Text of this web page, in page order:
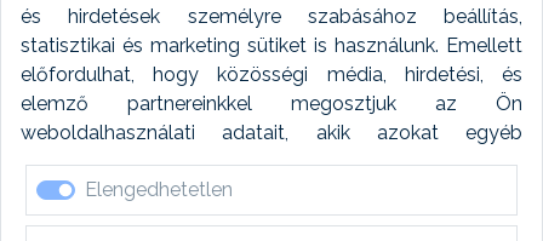
és hirdetések személyre szabásához beállítás,
statisztikai és marketing sütiket is használunk. Emellett
előfordulhat, hogy közösségi média, hirdetési, és
elemző partnereinkkel megosztjuk az Ön
weboldalhasználati adatait, akik azokat egyéb
forrásokból gyűjtött adatokkal kombinálhatják. A sütik
elfogadásával kapcsolatosan naplózást végzünk és
ezen adatokat 6 hónap után automatikusan töröljük. A
Elengedhetetlen
Autómosó modul
Feladatütemezés